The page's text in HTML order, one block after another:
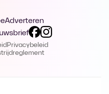
Adverteren
Privacybeleid